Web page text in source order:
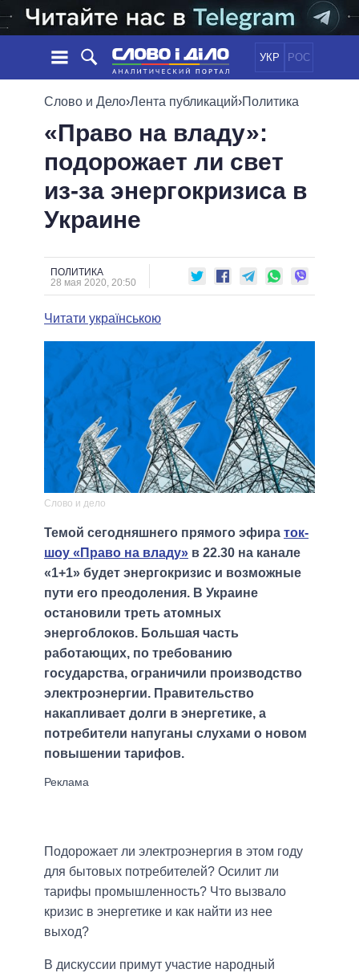
УКР РОС
НОВОСТИ
ЛЕНТА
СОБЫТИЯ
СТАТЬИ
ОБЗОРЫ
ДАЙДЖЕСТЫ
ПОЛИТИКА
ЭКОНОМИКА
ОБЩЕСТВО
МИР
ОБЕЩАНИЯ
ПОЛИТИКИ
ВСЕ ПОЛИТИКИ
ПРЕЗИДЕНТ И ОФИС
ВЕРХОВНАЯ РАДА
КАБИНЕТ МИНИСТРОВ
МЭРЫ
ИНФОГРАФИКА
ПОДДЕРЖАТЬ
СРАВНЕНИЕ ПОЛИТИКОВ
Слово и Дело›Лента публикаций›Политика
«Право на владу»:
подорожает ли свет
из-за энергокризиса в
Украине
ПОЛИТИКА
28 мая 2020, 20:50
Читати українською
Слово и дело
Темой сегодняшнего прямого эфира ток-
шоу «Право на владу» в 22.30 на канале
«1+1» будет энергокризис и возможные
пути его преодоления. В Украине
остановили треть атомных
энергоблоков. Большая часть
работающих, по требованию
государства, ограничили производство
электроэнергии. Правительство
накапливает долги в энергетике, а
потребители напуганы слухами о новом
повышении тарифов.
Подорожает ли электроэнергия в этом году
для бытовых потребителей? Осилит ли
тарифы промышленность? Что вызвало
кризис в энергетике и как найти из нее
выход?
В дискуссии примут участие народный